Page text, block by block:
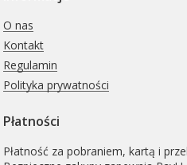
O nas
Kontakt
Regulamin
Polityka prywatności
Płatności
Płatność za pobraniem, kartą i